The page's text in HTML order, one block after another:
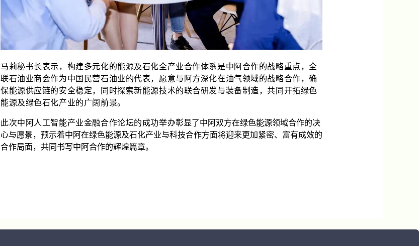
马莉秘书长表示，构建多元化的能源及石化全产业合作体系是中阿合作的战略重点，全
联石油业商会作为中国民营石油业的代表，愿意与阿方深化在油气领域的战略合作，确
保能源供应链的安全稳定，同时探索新能源技术的联合研发与装备制造，共同开拓绿色
能源及绿色石化产业的广阔前景。
此次中阿人工智能产业金融合作论坛的成功举办彰显了中阿双方在绿色能源领域合作的决
心与愿景，预示着中阿在绿色能源及石化产业与科技合作方面将迎来更加紧密、富有成效的
合作局面，共同书写中阿合作的辉煌篇章。